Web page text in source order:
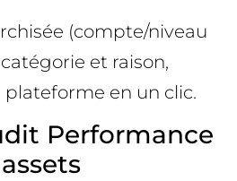
(compte/niveau
et raison,
en un clic.
Performance